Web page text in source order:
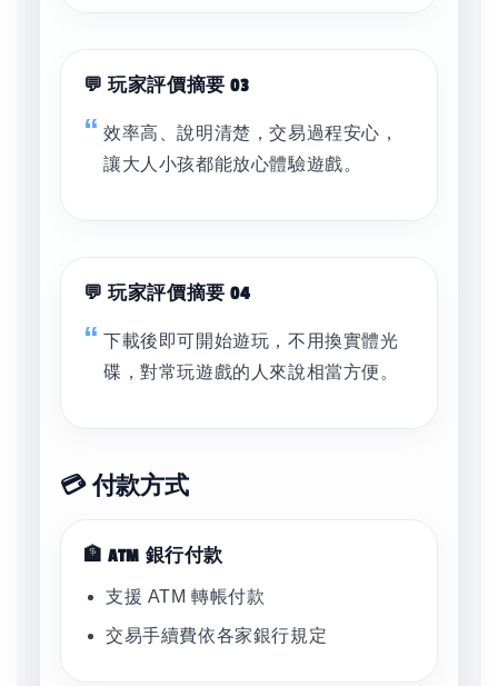
💬 玩家評價摘要 03
效率高、說明清楚，交易過程安心，
讓大人小孩都能放心體驗遊戲。
💬 玩家評價摘要 04
下載後即可開始遊玩，不用換實體光
碟，對常玩遊戲的人來說相當方便。
💳 付款方式
🏦 ATM 銀行付款
支援 ATM 轉帳付款
交易手續費依各家銀行規定